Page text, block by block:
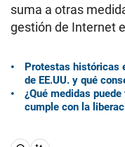
suma a otras
gestión de Internet
Protestas históricas
de EE.UU. y qué
¿Qué medidas
cumple con la